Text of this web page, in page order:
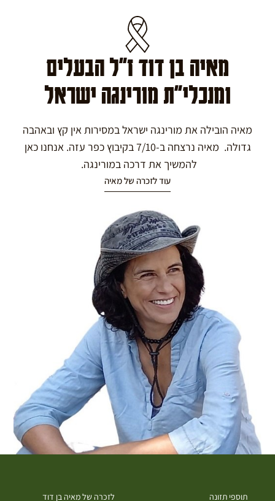
מאיה בן דוד ז"ל הבעלים
ומנכלי"ת מורינגה ישראל
מאיה הובילה את מורינגה ישראל במסירות אין קץ ובאהבה
גדולה. מאיה נרצחה ב-7/10 בקיבוץ כפר עזה. אנחנו כאן
להמשיך את דרכה במורינגה.
עוד לזכרה של מאיה
תוספי תזונה
לזכרה של מאיה בן דוד